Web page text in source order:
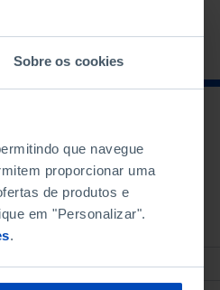
Sobre os cookies
que navegue
proporcionar uma
de produtos e
em "Personalizar".
.
ORDENAR POR